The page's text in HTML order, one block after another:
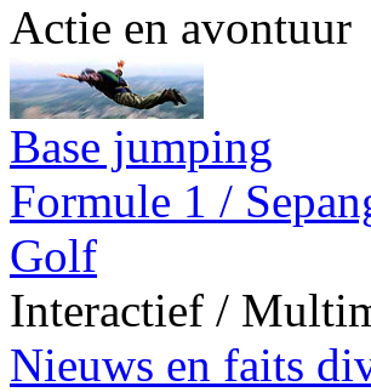
Actie en avontuur
Base jumping
Formule 1 /
Golf
Interactief /
Nieuws en faits